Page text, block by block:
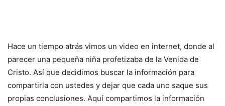
Hace un tiempo atrás vimos un video en internet, donde al
parecer una pequeña niña profetizaba de la Venida de
Cristo. Así que decidimos buscar la información para
compartirla con ustedes y dejar que cada uno saque sus
propias conclusiones. Aquí compartimos la información